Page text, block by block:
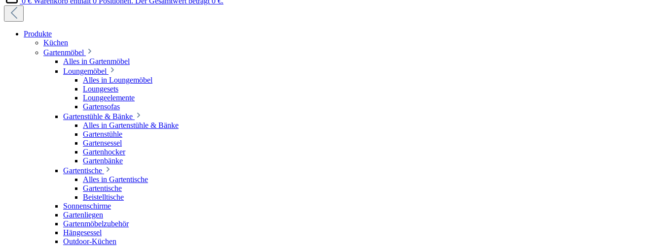
Produkte
Küchen
Gartenmöbel
Alles in Gartenmöbel
Loungemöbel
Alles in Loungemöbel
Loungesets
Loungeelemente
Gartensofas
Gartenstühle & Bänke
Alles in Gartenstühle & Bänke
Gartenstühle
Gartensessel
Gartenhocker
Gartenbänke
Gartentische
Alles in Gartentische
Gartentische
Beistelltische
Sonnenschirme
Gartenliegen
Gartenmöbelzubehör
Hängesessel
Outdoor-Küchen